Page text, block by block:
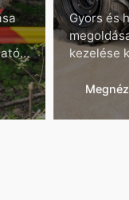
Gyors és
kezelése
meg.